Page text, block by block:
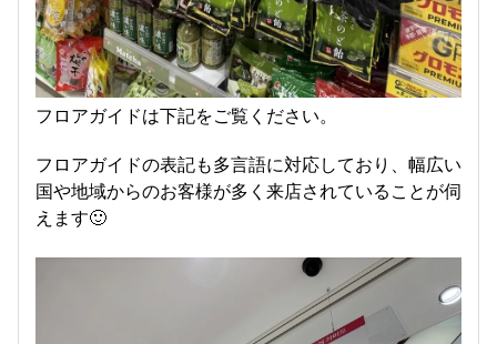
フロアガイドは下記をご覧ください。
フロアガイドの表記も多言語に対応しており、幅広い
国や地域からのお客様が多く来店されていることが伺
えます🙂